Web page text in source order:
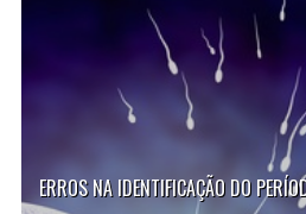
ERROS NA IDENTIFICAÇÃO DO